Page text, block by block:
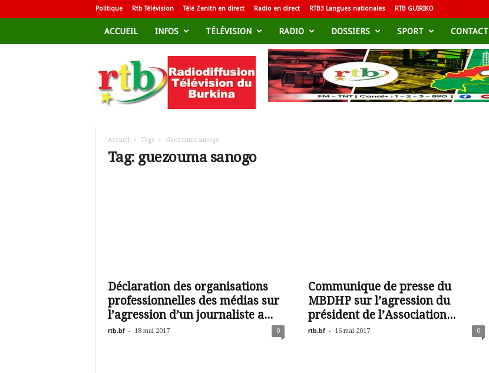
Politique Rtb Télévision Télé Zenith en direct Radio en direct RTB3 Langues nationales RTB GUIRIKO
ACCUEIL INFOS TÉLÉVISION RADIO DOSSIERS SPORT CONTACT
d
i
Accueil Tags Guezouma sanogo
Tag: guezouma sanogo
Déclaration des organisations
professionnelles des médias sur
l’agression d’un journaliste a...
rtb.bf - 18 mai 2017 0
Communique de presse du
MBDHP sur l’agression du
président de l’Association...
rtb.bf - 16 mai 2017 0